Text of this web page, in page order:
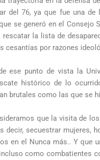
del 76, ya que fue una
se generó en el
la lista de
cesantías por razones
ese punto de vista la
histórico de lo
brutales como las que se
que la visita de
decir, secuestrar mujeres,
en el Nunca más.. Y que
como combatientes